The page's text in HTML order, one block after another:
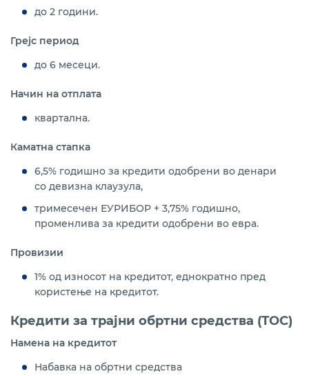
до 2 години.
Грејс период
до 6 месеци.
Начин на отплата
квартална.
Каматна стапка
6,5% годишно за кредити одобрени во денари
со девизна клаузула,
тримесечен ЕУРИБОР + 3,75% годишно,
променлива за кредити одобрени во евра.
Провизии
1% од износот на кредитот, еднократно пред
користење на кредитот.
Кредити за трајни обртни средства (ТОС)
Намена на кредитот
Набавка на обртни средства